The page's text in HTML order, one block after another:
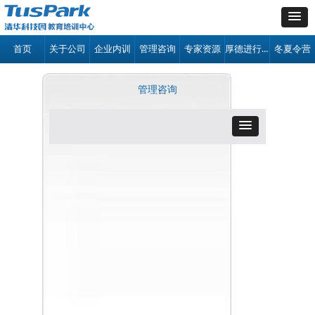
首页 关于公司 企业内训 管理咨询 专家资源 厚德进行时 冬夏令营
管理咨询